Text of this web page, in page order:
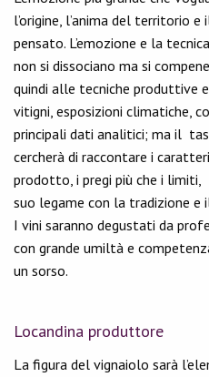
l’origine, l’anima del territorio
pensato. L’emozione e la
non si dissociano ma si
quindi alle tecniche produttive
vitigni, esposizioni climatiche,
principali dati analitici; ma il
cercherà di raccontare i
prodotto, i pregi più che i
suo legame con la tradizione e
I vini saranno degustati da
con grande umiltà e
un sorso.
Locandina produttore
La figura del vignaiolo sarà